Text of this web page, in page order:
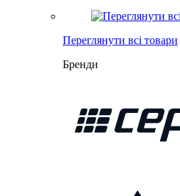
Переглянути всі товари
Бренди